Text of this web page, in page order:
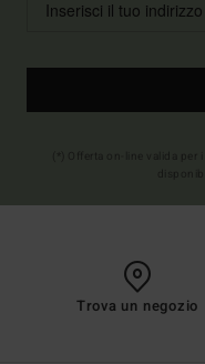
Trova un negozio